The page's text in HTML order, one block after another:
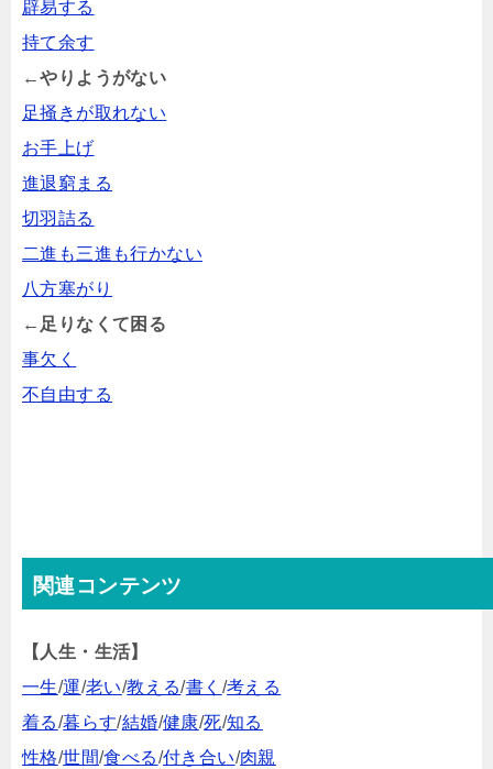
辟易する
持て余す
←やりようがない
足掻きが取れない
お手上げ
進退窮まる
切羽詰る
二進も三進も行かない
八方塞がり
←足りなくて困る
事欠く
不自由する
関連コンテンツ
【人生・生活】
一生/運/老い/教える/書く /考える
着る/暮らす/結婚/健康/死/知る
性格/世間/食べる/付き合い/肉親